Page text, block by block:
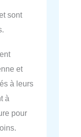
sont
et
à leurs
à
pour